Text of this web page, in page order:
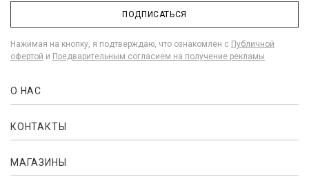
ПОДПИСАТЬСЯ
Нажимая на кнопку, я подтверждаю, что ознакомлен с Публичной
офертой и Предварительным согласием на получение рекламы
О НАС
КОНТАКТЫ
МАГАЗИНЫ